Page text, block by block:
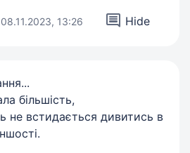
08.11.2023, 13:26 Hide
більшість,
не встидається дивитись в